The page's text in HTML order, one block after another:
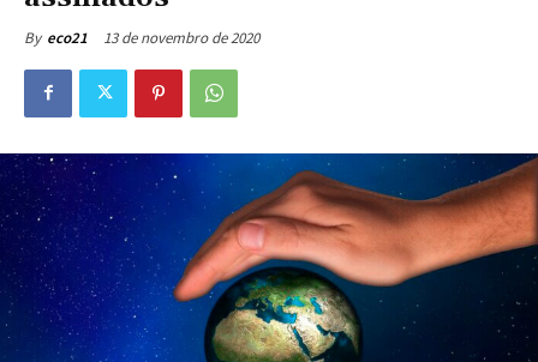
By eco21 13 de novembro de 2020